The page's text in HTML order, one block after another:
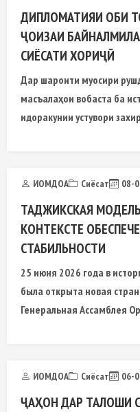
ДИПЛОМАТИЯИ ОБИ
ҶОИЗАИ
СИЁСАТИ ХОРИҶӢ
Дар шароити муосири
масъалаҳои вобаста ба
идоракунии устувори
ИОМДОА Сиёсат 08-
ТАДЖИКСКАЯ
КОНТЕКСТЕ
СТАБИЛЬНОСТИ
25 июня 2026 года в
была открыта новая
Генеральная Ассамблея
ИОМДОА Сиёсат 06-
ҶАҲОН ДАР ТАЛОШИ